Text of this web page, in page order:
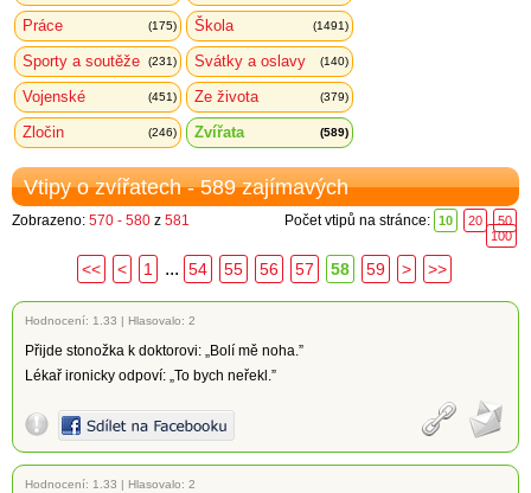
Práce (175) Škola (1491)
Sporty a soutěže (231) Svátky a oslavy (140)
Vojenské (451) Ze života (379)
Zločin (246) Zvířata (589)
Vtipy o zvířatech - 589 zajímavých
Zobrazeno: 570 - 580 z 581 Počet vtipů na stránce: 10 20
50
100
<< < 1 ... 54 55 56 57 58 59 > >>
Hodnocení: 1.33 | Hlasovalo: 2
Přijde stonožka k doktorovi: „Bolí mě noha.”
Lékař ironicky odpoví: „To bych neřekl.”
Hodnocení: 1.33 | Hlasovalo: 2